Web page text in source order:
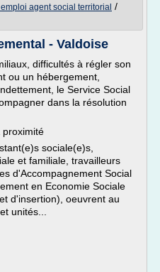
agent social territorial /
- Valdoise
difficultés à régler son
ou un hébergement,
le Service Social
dans la résolution
proximité
sociale(e)s,
et familiale, travailleurs
d'Accompagnement Social
en Economie Sociale
d'insertion), oeuvrent au
unités...